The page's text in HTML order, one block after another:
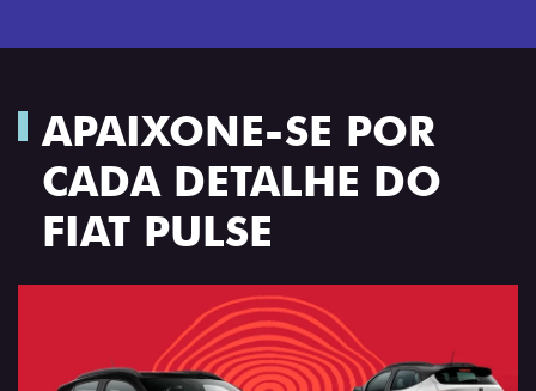
APAIXONE-SE POR
CADA DETALHE DO
FIAT PULSE